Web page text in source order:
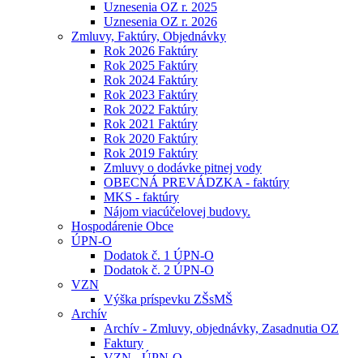
Uznesenia OZ r. 2025
Uznesenia OZ r. 2026
Zmluvy, Faktúry, Objednávky
Rok 2026 Faktúry
Rok 2025 Faktúry
Rok 2024 Faktúry
Rok 2023 Faktúry
Rok 2022 Faktúry
Rok 2021 Faktúry
Rok 2020 Faktúry
Rok 2019 Faktúry
Zmluvy o dodávke pitnej vody
OBECNÁ PREVÁDZKA - faktúry
MKS - faktúry
Nájom viacúčelovej budovy.
Hospodárenie Obce
ÚPN-O
Dodatok č. 1 ÚPN-O
Dodatok č. 2 ÚPN-O
VZN
Výška príspevku ZŠsMŠ
Archív
Archív - Zmluvy, objednávky, Zasadnutia OZ
Faktury